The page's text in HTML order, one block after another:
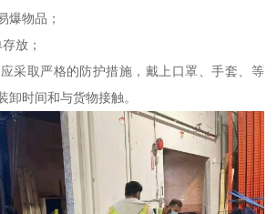
爆物品；
放；
采取严格的防护措施，戴上口罩、手套、等
卸时间和与货物接触。